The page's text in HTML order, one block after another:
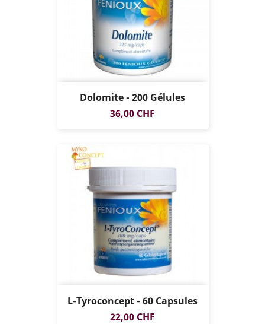
Dolomite - 200 Gélules
Prix
36,00 CHF
L-Tyroconcept - 60 Capsules
Prix
22,00 CHF